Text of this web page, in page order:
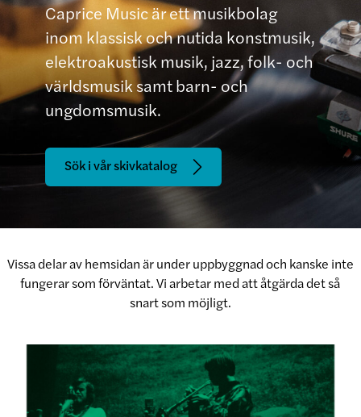
Caprice Music är ett musikbolag
inom klassisk och nutida konstmusik,
elektroakustisk musik, jazz, folk- och
världsmusik samt barn- och
ungdomsmusik.
Sök i vår skivkatalog
Vissa delar av hemsidan är under uppbyggnad och kanske inte
fungerar som förväntat. Vi arbetar med att åtgärda det så
snart som möjligt.